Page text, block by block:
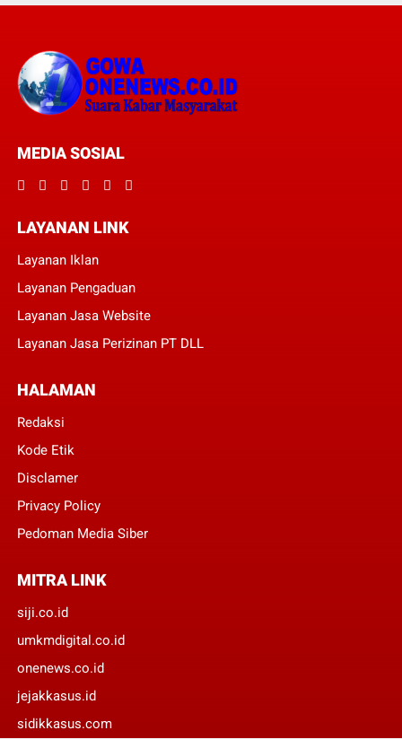
MEDIA SOSIAL
LAYANAN LINK
Layanan Iklan
Layanan Pengaduan
Layanan Jasa Website
Layanan Jasa Perizinan PT DLL
HALAMAN
Redaksi
Kode Etik
Disclamer
Privacy Policy
Pedoman Media Siber
MITRA LINK
siji.co.id
umkmdigital.co.id
onenews.co.id
jejakkasus.id
sidikkasus.com